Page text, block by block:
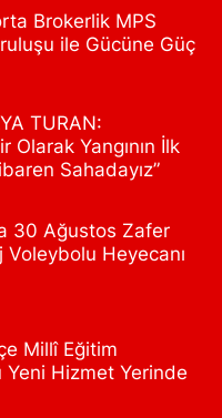
No:123 A Gültepe
No:16 C Beyazıt
Sokak No:18 A
Brokerlik MPS
ile Gücüne Güç
TURAN:
Olarak Yangının İlk
Sahadayız”
30 Ağustos Zafer
Voleybolu Heyecanı
Millî Eğitim
Yeni Hizmet Yerinde